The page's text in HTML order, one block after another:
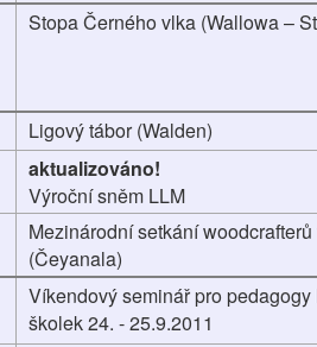
Stopa Černého vlka (Wallowa –
Ligový tábor (Walden)
aktualizováno!
Výroční sněm LLM
Mezinárodní setkání
(Čeyanala)
Víkendový seminář pro pedagogy
školek 24. - 25.9.2011